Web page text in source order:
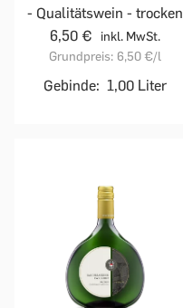
- Qualitätswein - trocken
6,50 €
inkl. MwSt.
Grundpreis: 6,50 €/l
Gebinde: 1,00 Liter